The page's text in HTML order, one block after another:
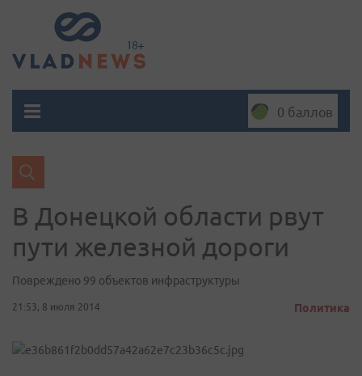
0 баллов
В Донецкой области рвут
пути железной дороги
Повреждено 99 объектов инфраструктуры
21:53, 8 июля 2014 Политика